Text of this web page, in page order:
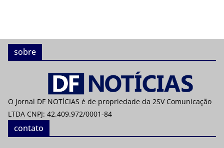
sobre
O Jornal DF NOTÍCIAS é de propriedade da 2SV Comunicação
LTDA CNPJ: 42.409.972/0001-84
contato